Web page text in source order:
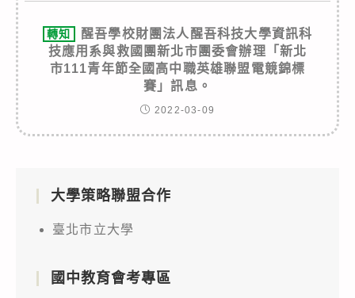
轉知
醒吾學校財團法人醒吾科技大學資訊科
技應用系與救國團新北市團委會辦理「新北
市111青年節全國高中職英雄聯盟電競錦標
賽」訊息。
2022-03-09
大學策略聯盟合作
臺北市立大學
國中教育會考專區